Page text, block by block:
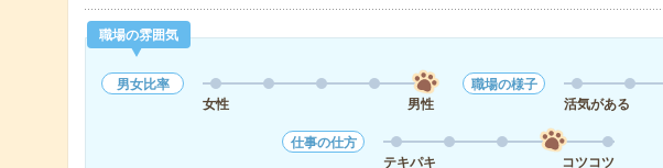
職場の雰囲気
男女比率
女性
男性
職場の様子
活気がある
仕事の仕方
テキパキ
コツコツ